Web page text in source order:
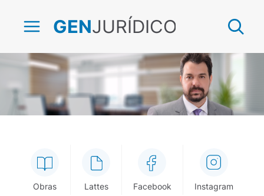
GENJURÍDICO
Obras Lattes Facebook Instagram